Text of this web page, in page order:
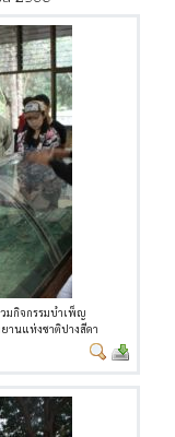
มกิจกรรมบำเพ็ญ
านแห่งชาติปางสีดา